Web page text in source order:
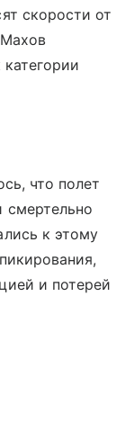
скорости от
что полет
смертельно
к этому
и потерей